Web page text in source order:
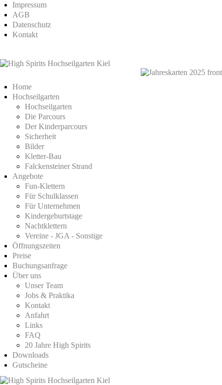
Impressum
AGB
Datenschutz
Kontakt
Home
Hochseilgarten
Hochseilgarten
Die Parcours
Der Kinderparcours
Sicherheit
Bilder
Kletter-Bau
Falckensteiner Strand
Angebote
Fun-Klettern
Für Schulklassen
Für Unternehmen
Kindergeburtstage
Nachtklettern
Vereine - JGA - Sonstige
Öffnungszeiten
Preise
Buchungsanfrage
Über uns
Unser Team
Jobs & Praktika
Kontakt
Anfahrt
Links
FAQ
20 Jahre High Spirits
Downloads
Gutscheine